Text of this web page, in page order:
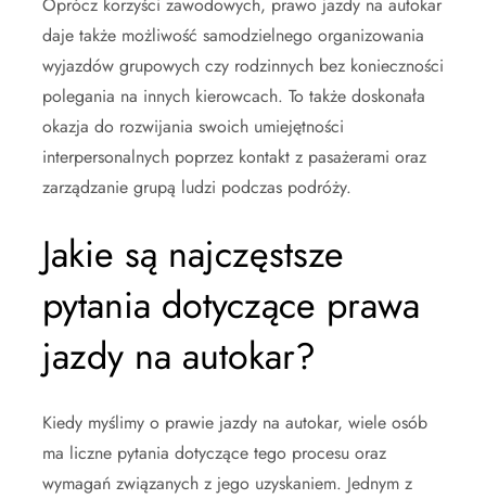
daje także możliwość samodzielnego organizowania
wyjazdów grupowych czy rodzinnych bez konieczności
polegania na innych kierowcach. To także doskonała
okazja do rozwijania swoich umiejętności
interpersonalnych poprzez kontakt z pasażerami oraz
zarządzanie grupą ludzi podczas podróży.
Jakie są najczęstsze
pytania dotyczące prawa
jazdy na autokar?
Kiedy myślimy o prawie jazdy na autokar, wiele osób
ma liczne pytania dotyczące tego procesu oraz
wymagań związanych z jego uzyskaniem. Jednym z